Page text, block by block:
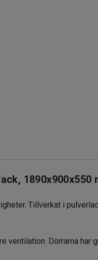
1890x900x550
Tillverkat i
ventilation. Dörrarna har